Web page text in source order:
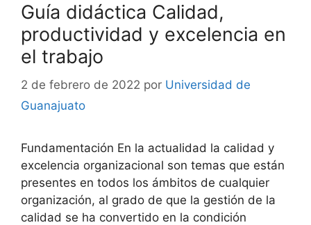
Guía didáctica Calidad,
productividad y excelencia en
el trabajo
2 de febrero de 2022 por Universidad de
Guanajuato
Fundamentación En la actualidad la calidad y
excelencia organizacional son temas que están
presentes en todos los ámbitos de cualquier
organización, al grado de que la gestión de la
calidad se ha convertido en la condición